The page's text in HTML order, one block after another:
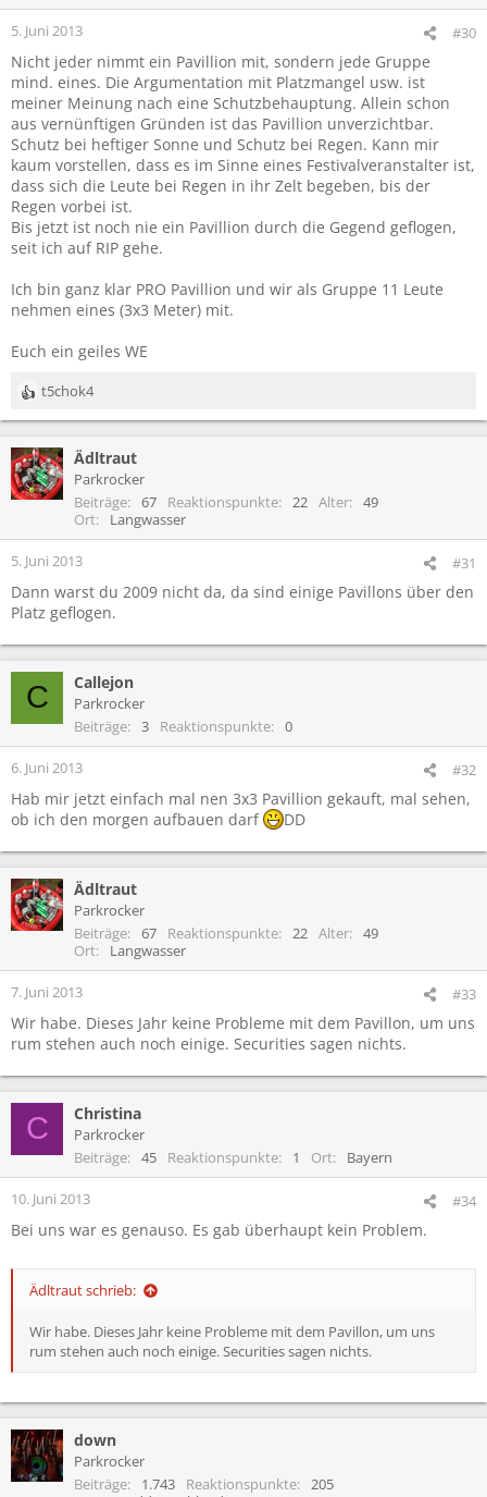
n
e
n
:
5. Juni 2013 #30
Nicht jeder nimmt ein Pavillion mit, sondern jede Gruppe
mind. eines. Die Argumentation mit Platzmangel usw. ist
meiner Meinung nach eine Schutzbehauptung. Allein schon
aus vernünftigen Gründen ist das Pavillion unverzichtbar.
Schutz bei heftiger Sonne und Schutz bei Regen. Kann mir
kaum vorstellen, dass es im Sinne eines Festivalveranstalter ist,
dass sich die Leute bei Regen in ihr Zelt begeben, bis der
Regen vorbei ist.
Bis jetzt ist noch nie ein Pavillion durch die Gegend geflogen,
seit ich auf RIP gehe.
Ich bin ganz klar PRO Pavillion und wir als Gruppe 11 Leute
nehmen eines (3x3 Meter) mit.
Euch ein geiles WE
R
e
k
t
i
n
:
t5chok4
Ädltraut
Parkrocker
Beiträge
67 Reaktionspunkte 22 Alter
49
Ort
Langwasser
5. Juni 2013 #31
Dann warst du 2009 nicht da, da sind einige Pavillons über den
Platz geflogen.
C Callejon
Parkrocker
Beiträge
3 Reaktionspunkte 0
6. Juni 2013 #32
Hab mir jetzt einfach mal nen 3x3 Pavillion gekauft, mal sehen,
ob ich den morgen aufbauen darf
DD
Ädltraut
Parkrocker
Beiträge
67 Reaktionspunkte 22 Alter
49
Ort
Langwasser
7. Juni 2013 #33
Wir habe. Dieses Jahr keine Probleme mit dem Pavillon, um uns
rum stehen auch noch einige. Securities sagen nichts.
C Christina
Parkrocker
Beiträge
45 Reaktionspunkte 1 Ort Bayern
10. Juni 2013 #34
Bei uns war es genauso. Es gab überhaupt kein Problem.
Ädltraut schrieb:
Wir habe. Dieses Jahr keine Probleme mit dem Pavillon, um uns
rum stehen auch noch einige. Securities sagen nichts.
down
Parkrocker
Beiträge
1.743 Reaktionspunkte
205